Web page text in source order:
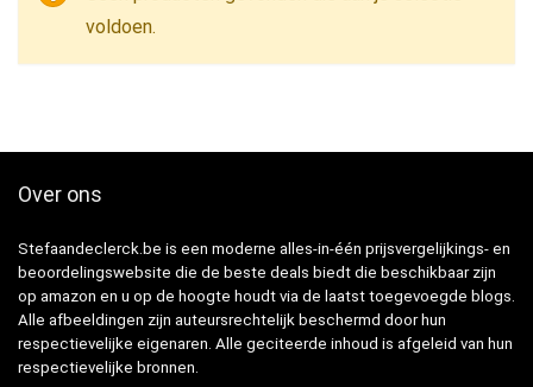
voldoen.
Over ons
Stefaandeclerck.be is een moderne alles-in-één prijsvergelijkings- en
beoordelingswebsite die de beste deals biedt die beschikbaar zijn
op amazon en u op de hoogte houdt via de laatst toegevoegde blogs.
Alle afbeeldingen zijn auteursrechtelijk beschermd door hun
respectievelijke eigenaren. Alle geciteerde inhoud is afgeleid van hun
respectievelijke bronnen.